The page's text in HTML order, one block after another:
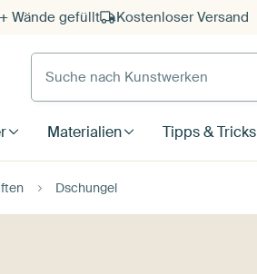
Wände gefüllt Kostenloser Versand
Suche nach Kunstwerken
Materialien Tipps & Tricks
Dschungel